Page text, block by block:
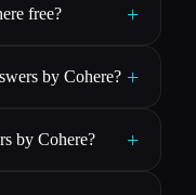
free? +
by Cohere? +
by Cohere? +